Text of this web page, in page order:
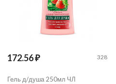
172.56 ₽ 328
Гель д/душа 250мл ЧЛ